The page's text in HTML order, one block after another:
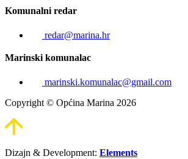
Komunalni redar
redar@marina.hr
Marinski komunalac
marinski.komunalac@gmail.com
Copyright © Općina Marina 2026
Dizajn & Development: Elements